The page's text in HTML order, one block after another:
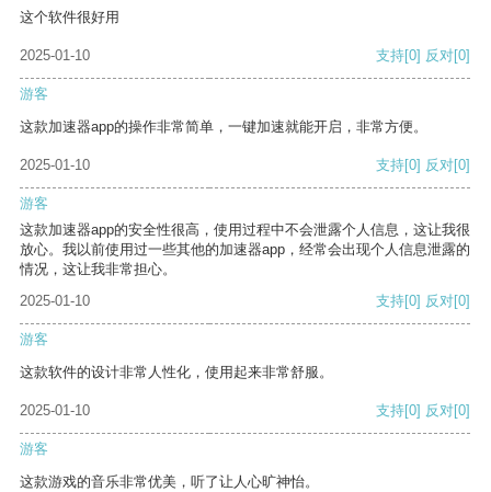
这个软件很好用
2025-01-10 支持[0] 反对[0]
游客
这款加速器app的操作非常简单，一键加速就能开启，非常方便。
2025-01-10 支持[0] 反对[0]
游客
这款加速器app的安全性很高，使用过程中不会泄露个人信息，这让我很
放心。我以前使用过一些其他的加速器app，经常会出现个人信息泄露的
情况，这让我非常担心。
2025-01-10
支持[0] 反对[0]
游客
这款软件的设计非常人性化，使用起来非常舒服。
2025-01-10 支持[0] 反对[0]
游客
这款游戏的音乐非常优美，听了让人心旷神怡。